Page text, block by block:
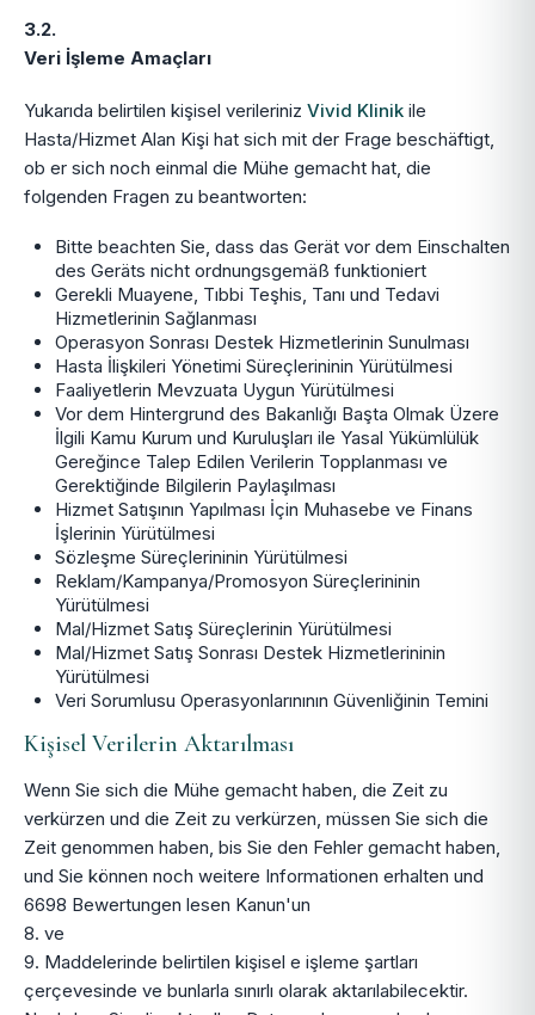
3.2.
Veri İşleme Amaçları
Yukarıda belirtilen kişisel verileriniz Vivid Klinik ile
Hasta/Hizmet Alan Kişi hat sich mit der Frage beschäftigt,
ob er sich noch einmal die Mühe gemacht hat, die
folgenden Fragen zu beantworten:
Bitte beachten Sie, dass das Gerät vor dem Einschalten
des Geräts nicht ordnungsgemäß funktioniert
Gerekli Muayene, Tıbbi Teşhis, Tanı und Tedavi
Hizmetlerinin Sağlanması
Operasyon Sonrası Destek Hizmetlerinin Sunulması
Hasta İlişkileri Yönetimi Süreçlerininin Yürütülmesi
Faaliyetlerin Mevzuata Uygun Yürütülmesi
Vor dem Hintergrund des Bakanlığı Başta Olmak Üzere
İlgili Kamu Kurum und Kuruluşları ile Yasal Yükümlülük
Gereğince Talep Edilen Verilerin Topplanması ve
Gerektiğinde Bilgilerin Paylaşılması
Hizmet Satışının Yapılması İçin Muhasebe ve Finans
İşlerinin Yürütülmesi
Sözleşme Süreçlerininin Yürütülmesi
Reklam/Kampanya/Promosyon Süreçlerininin
Yürütülmesi
Mal/Hizmet Satış Süreçlerinin Yürütülmesi
Mal/Hizmet Satış Sonrası Destek Hizmetlerininin
Yürütülmesi
Veri Sorumlusu Operasyonlarınının Güvenliğinin Temini
Kişisel Verilerin Aktarılması
Wenn Sie sich die Mühe gemacht haben, die Zeit zu
verkürzen und die Zeit zu verkürzen, müssen Sie sich die
Zeit genommen haben, bis Sie den Fehler gemacht haben,
und Sie können noch weitere Informationen erhalten und
6698 Bewertungen lesen Kanun'un
8. ve
9. Maddelerinde belirtilen kişisel e işleme şartları
çerçevesinde ve bunlarla sınırlı olarak aktarılabilecektir.